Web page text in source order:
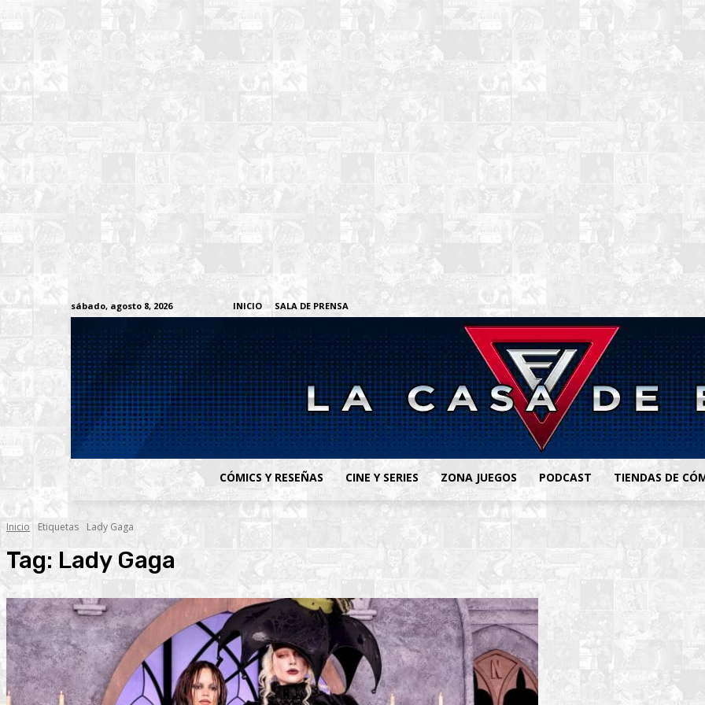
sábado, agosto 8, 2026 INICIO SALA DE PRENSA
CÓMICS Y RESEÑAS CINE Y SERIES ZONA JUEGOS PODCAST TIENDAS DE
Inicio Etiquetas Lady Gaga
Tag: Lady Gaga